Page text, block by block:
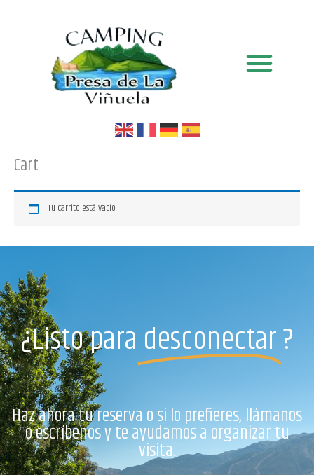
Cart
Tu carrito está vacío.
¿Listo para desconectar?
Haz ahora tu reserva o si lo prefieres, llámanos
o escríbenos y te ayudamos a organizar tu
visita.